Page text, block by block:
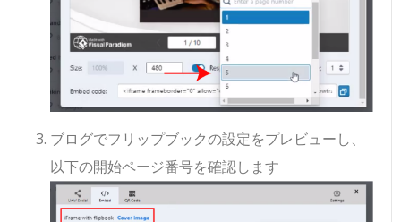
ブログでフリップブックの設定をプレビューし、
以下の開始ページ番号を確認します